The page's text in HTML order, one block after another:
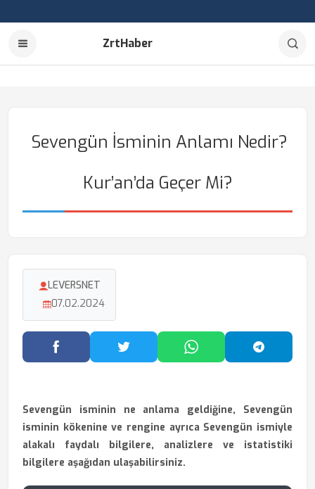
ZrtHaber
Sevengün İsminin Anlamı Nedir?
Kur’an’da Geçer Mi?
LEVERSNET
07.02.2024
Facebook'ta PaylaşTwitter'da PaylaşWhatsApp'ta Paylaş
Sevengün isminin ne anlama geldiğine, Sevengün
isminin kökenine ve rengine ayrıca Sevengün ismiyle
alakalı faydalı bilgilere, analizlere ve istatistiki
bilgilere aşağıdan ulaşabilirsiniz.